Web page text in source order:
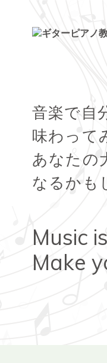
音楽で自
味わって
あなたの
なるかも
Music
Make
ギ
講
き
桂